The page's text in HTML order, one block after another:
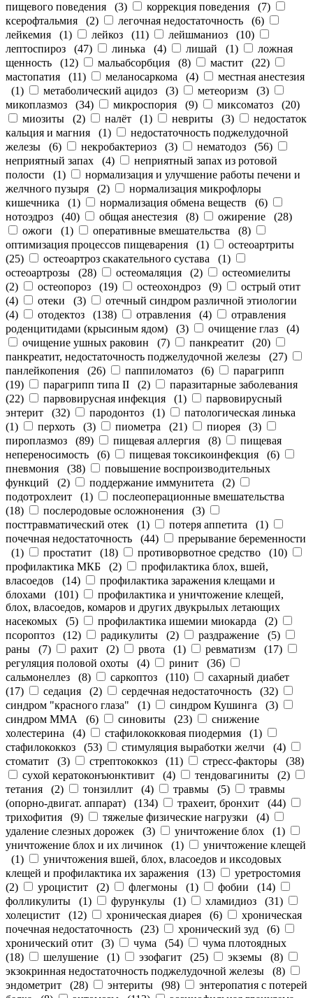
пищевого поведения (3) коррекция поведения (7)
ксерофтальмия (2) легочная недостаточность (6)
лейкемия (1) лейкоз (11) лейшманиоз (10)
лептоспироз (47) линька (4) лишай (1)
ложная
щенность (12) мальабсорбция (8) мастит (22)
мастопатия (11) меланосаркома (4)
местная анестезия
(1) метаболический ацидоз (3) метеоризм (3)
микоплазмоз (34) микроспория (9) миксоматоз (20)
миозиты (2) налёт (1) невриты (3)
недостаток
кальция и магния (1)
недостаточность поджелудочной
железы (6) некробактериоз (3) нематодоз (56)
неприятный запах (4)
неприятный запах из ротовой
полости (1)
нормализация и улучшение работы печени и
желчного пузыря (2)
нормализация микрофлоры
кишечника (1) нормализация обмена веществ (6)
нотоэдроз (40) общая анестезия (8) ожирение (28)
ожоги (1) оперативные вмешательства (8)
оптимизация процессов пищеварения (1)
остеоартриты
(25) остеоартроз скакательного сустава (1)
остеоартрозы (28) остеомаляция (2)
остеомиелиты
(2) остеопороз (19) остеохондроз (9)
острый отит
(4) отеки (3)
отечный синдром различной этиологии
(4) отодектоз (138) отравления (4)
отравления
роденцитидами (крысиным ядом) (3) очищение глаз (4)
очищение ушных раковин (7) панкреатит (20)
панкреатит, недостаточность поджелудочной железы (27)
панлейкопения (26) паппиломатоз (6)
парагрипп
(19) парагрипп типа II (2)
паразитарные заболевания
(22) парвовирусная инфекция (1)
парвовирусный
энтерит (32) пародонтоз (1)
патологическая линька
(1) перхоть (3) пиометра (21) пиорея (3)
пироплазмоз (89) пищевая аллергия (8)
пищевая
непереносимость (6) пищевая токсикоинфекция (6)
пневмония (38)
повышение воспроизводительных
функций (2) поддержание иммунитета (2)
подотрохлеит (1)
послеоперационные вмешательства
(18) послеродовые осложнонения (3)
посттравматический отек (1) потеря аппетита (1)
почечная недостаточность (44)
прерывание беременности
(1) простатит (18) противорвотное средство (10)
профилактика МКБ (2)
профилактика блох, вшей,
власоедов (14)
профилактика заражения клещами и
блохами (101)
профилактика и уничтожение клещей,
блох, власоедов, комаров и других двукрылых летающих
насекомых (5) профилактика ишемии миокарда (2)
псороптоз (12) радикулиты (2) раздражение (5)
раны (7) рахит (2) рвота (1) ревматизм (17)
регуляция половой охоты (4) ринит (36)
сальмонеллез (8) саркоптоз (110)
сахарный диабет
(17) седация (2) сердечная недостаточность (32)
синдром "красного глаза" (1) синдром Кушинга (3)
синдром ММА
(6) синовиты (23)
снижение
холестерина (4) стафилококковая пиодермия (1)
стафилококкоз (53) стимуляция выработки желчи (4)
стоматит (3) стрептококкоз (11) стресс-факторы (38)
сухой кератоконъюнктивит (4) тендовагиниты (2)
тетания (2) тонзиллит (4) травмы (5)
травмы
(опорно-двигат. аппарат) (134) трахеит, бронхит (44)
трихофития (9) тяжелые физические нагрузки (4)
удаление слезных дорожек (3) уничтожение блох (1)
уничтожение блох и их личинок (1)
уничтожение клещей
(1)
уничтожения вшей, блох, власоедов и иксодовых
клещей и профилактика их заражения (13)
уретростомия
(2) уроцистит (2) флегмоны (1) фобии (14)
фолликулиты (1) фурункулы (1) хламидиоз (31)
холецистит (12) хроническая диарея (6)
хроническая
почечная недостаточность (23) хронический зуд (6)
хронический отит (3) чума (54)
чума плотоядных
(18) шелушение (1) эзофагит (25) экземы (8)
экзокринная недостаточность поджелудочной железы (8)
эндометрит (28) энтериты (98)
энтеропатия с потерей